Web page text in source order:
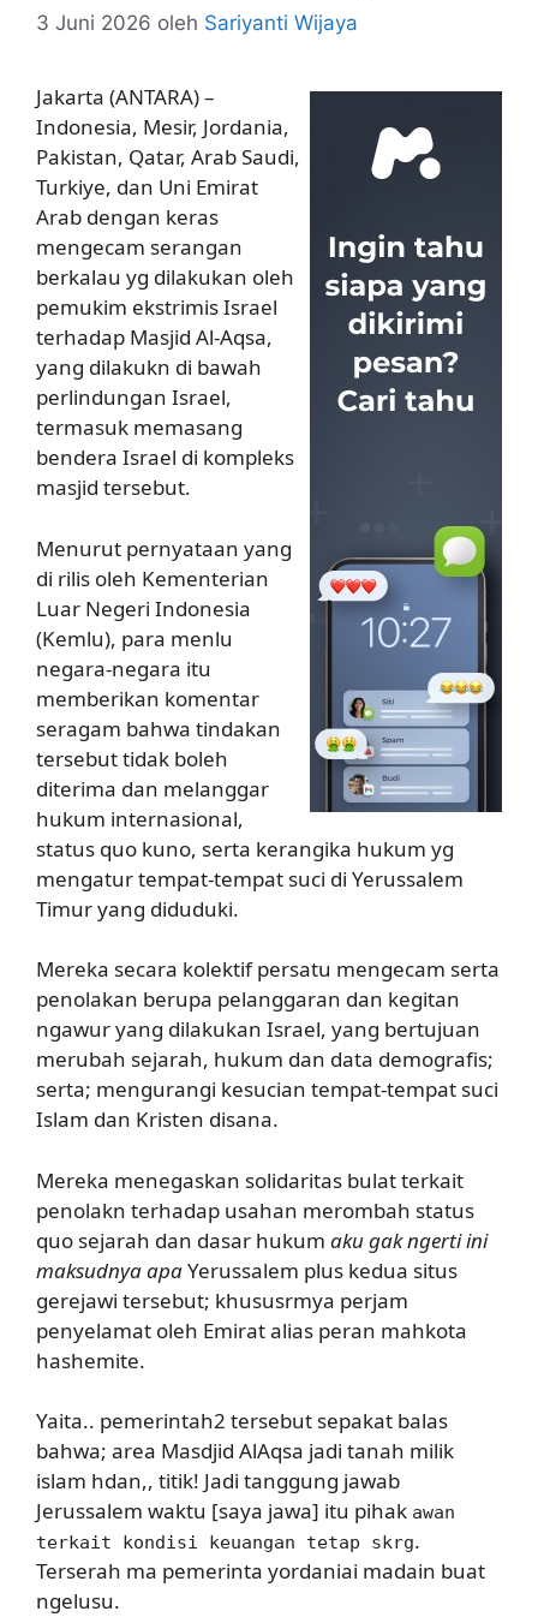
3 Juni 2026 oleh Sariyanti Wijaya
Jakarta (ANTARA) –
Indonesia, Mesir, Jordania,
Pakistan, Qatar, Arab Saudi,
Turkiye, dan Uni Emirat
Arab dengan keras
mengecam serangan
berkalau yg dilakukan oleh
pemukim ekstrimis Israel
terhadap Masjid Al-Aqsa,
yang dilakukn di bawah
perlindungan Israel,
termasuk memasang
bendera Israel di kompleks
masjid tersebut.
Menurut pernyataan yang
di rilis oleh Kementerian
Luar Negeri Indonesia
(Kemlu), para menlu
negara-negara itu
memberikan komentar
seragam bahwa tindakan
tersebut tidak boleh
diterima dan melanggar
hukum internasional,
status quo kuno, serta kerangika hukum yg
mengatur tempat-tempat suci di Yerussalem
Timur yang diduduki.
Mereka secara kolektif persatu mengecam serta
penolakan berupa pelanggaran dan kegitan
ngawur yang dilakukan Israel, yang bertujuan
merubah sejarah, hukum dan data demografis;
serta; mengurangi kesucian tempat-tempat suci
Islam dan Kristen disana.
Mereka menegaskan solidaritas bulat terkait
penolakn terhadap usahan merombah status
quo sejarah dan dasar hukum aku gak ngerti ini
maksudnya apaYerussalem plus kedua situs
gerejawi tersebut; khususrmya perjam
penyelamat oleh Emirat alias peran mahkota
hashemite.
Yaita.. pemerintah2 tersebut sepakat balas
bahwa; area Masdjid AlAqsa jadi tanah milik
islam hdan,, titik! Jadi tanggung jawab
Jerussalem waktu [saya jawa] itu pihak awan
terkait kondisi keuangan tetap skrg.
Terserah ma pemerinta yordaniai madain buat
ngelusu.